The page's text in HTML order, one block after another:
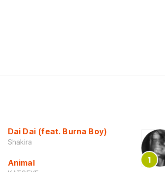
Dai Dai (feat. Burna Boy)
Shakira
Animal